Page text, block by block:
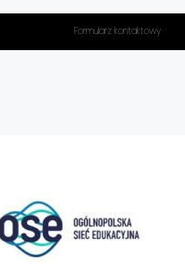
Formularz kontaktowy